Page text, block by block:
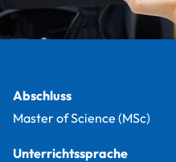
Abschluss
Master of Science (MSc)
Unterrichtssprache